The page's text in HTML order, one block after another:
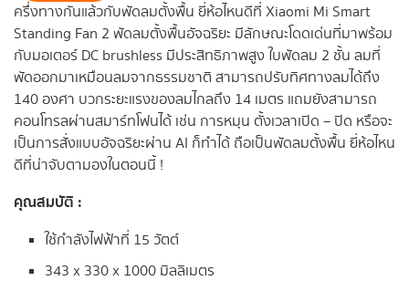
ครึ่งทางกันแล้วกับพัดลมตั้งพื้น ยี่ห้อไหนดีที่ Xiaomi Mi Smart
Standing Fan 2 พัดลมตั้งพื้นอัจฉริยะ มีลักษณะโดดเด่นที่มาพร้อม
กับมอเตอร์ DC brushless มีประสิทธิภาพสูง ใบพัดลม 2 ชั้น ลมที่
พัดออกมาเหมือนลมจากธรรมชาติ สามารถปรับทิศทางลมได้ถึง
140 องศา บวกระยะแรงของลมไกลถึง 14 เมตร แถมยังสามารถ
คอนโทรลผ่านสมาร์ทโฟนได้ เช่น การหมุน ตั้งเวลาเปิด – ปิด หรือจะ
เป็นการสั่งแบบอัจฉริยะผ่าน AI ก็ทำได้ ถือเป็นพัดลมตั้งพื้น ยี่ห้อไหน
ดีที่น่าจับตามองในตอนนี้ !
คุณสมบัติ :
ใช้กำลังไฟฟ้าที่ 15 วัตต์
343 x 330 x 1000 มิลลิเมตร